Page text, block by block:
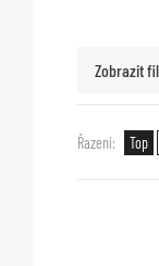
Zobrazit
Řazení Top